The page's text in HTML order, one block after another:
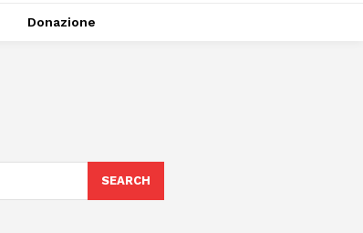
Donazione
SEARCH